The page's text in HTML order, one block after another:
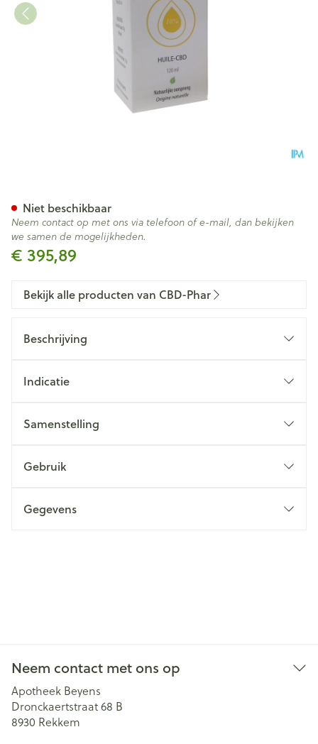
€ 395,89
Niet beschikbaar
Neem contact op met ons via telefoon of e-mail, dan bekijken
we samen de mogelijkheden.
Bekijk alle producten van CBD-Phar
Beschrijving
Indicatie
Samenstelling
Gebruik
Gegevens
Neem contact met ons op
Apotheek Beyens
Dronckaertstraat 68 B
8930 Rekkem